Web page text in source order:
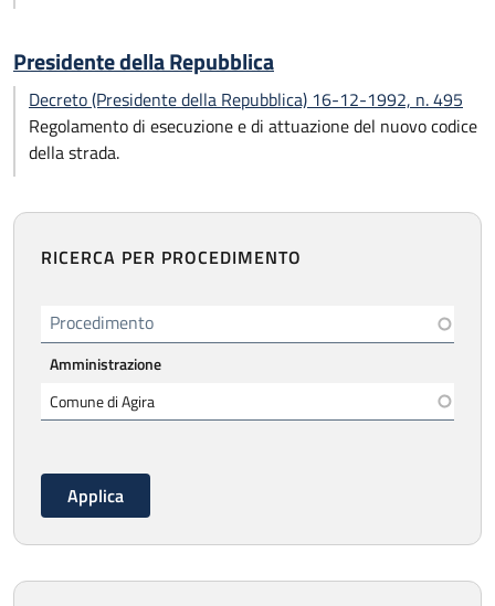
Presidente della Repubblica
Decreto (Presidente della Repubblica) 16-12-1992, n. 495
Regolamento di esecuzione e di attuazione del nuovo codice
della strada.
RICERCA PER PROCEDIMENTO
Procedimento
Amministrazione